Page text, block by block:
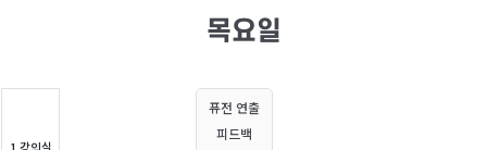
목요일
퓨전 연출
피드백